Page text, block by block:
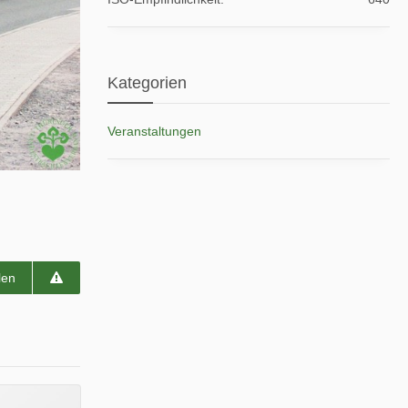
Kategorien
Veranstaltungen